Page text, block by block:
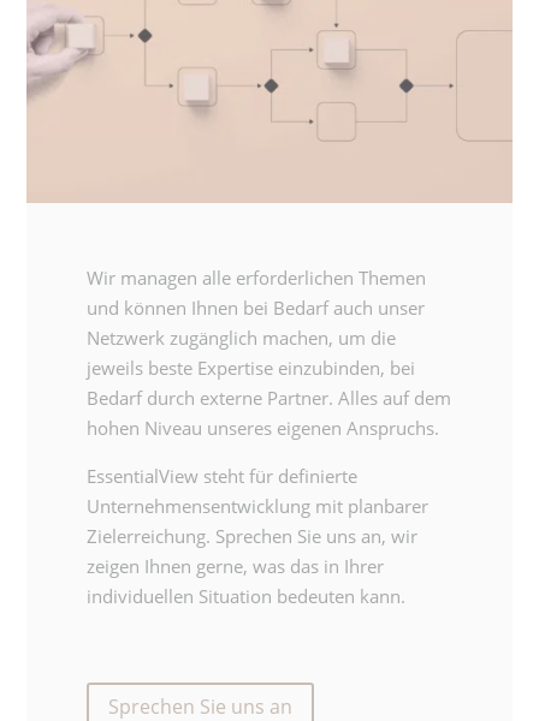
Wir managen alle erforderlichen Themen
und können Ihnen bei Bedarf auch unser
Netzwerk zugänglich machen, um die
jeweils beste Expertise einzubinden, bei
Bedarf durch externe Partner. Alles auf dem
hohen Niveau unseres eigenen Anspruchs.
EssentialView steht für definierte
Unternehmensentwicklung mit planbarer
Zielerreichung. Sprechen Sie uns an, wir
zeigen Ihnen gerne, was das in Ihrer
individuellen Situation bedeuten kann.
Sprechen Sie uns an